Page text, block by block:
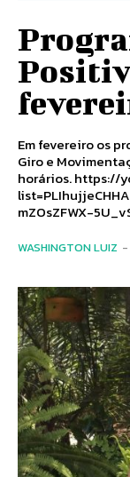
Em fevereiro os
Giro e
horários. https://youtube.com/playlist?
mZOsZFWX-
WASHINGTON LUIZ -